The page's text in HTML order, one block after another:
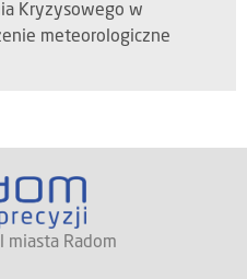
Kryzysowego w
meteorologiczne
miasta Radom